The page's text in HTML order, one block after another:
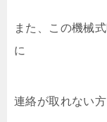
また、この機械
に
連絡が取れない